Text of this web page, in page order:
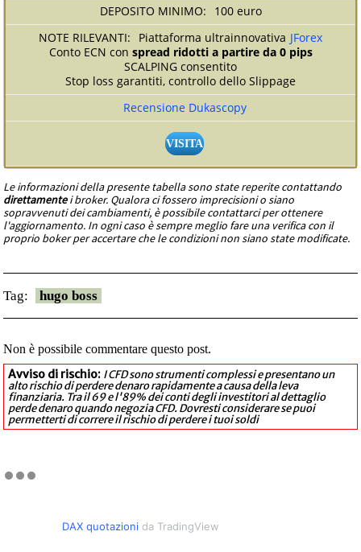
100 euro
Piattaforma ultrainnovativa JForex
Conto ECN con spread ridotti a partire da 0 pips
SCALPING consentito
Stop loss garantiti, controllo dello Slippage
Recensione Dukascopy
VISITA
Le informazioni della presente tabella sono state reperite contattando
direttamentei broker. Qualora ci fossero imprecisioni o siano
sopravvenuti dei cambiamenti, è possibile contattarci per ottenere
l'aggiornamento. In ogni caso è sempre meglio fare una verifica con il
proprio boker per accertare che le condizioni non siano state modificate.
Tag: hugo boss
Non è possibile commentare questo post.
Avviso di rischio: I CFD sono strumenti complessi e presentano un
alto rischio di perdere denaro rapidamente a causa della leva
finanziaria. Tra il 69 e l'89% dei conti degli investitori al dettaglio
perde denaro quando negozia CFD. Dovresti considerare se puoi
permetterti di correre il rischio di perdere i tuoi soldi
DAX quotazionida TradingView